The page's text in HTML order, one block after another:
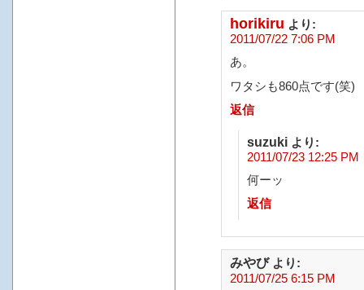
horikiru より:
2011/07/22 7:06 PM
あ。
ワタシも860点です(笑)
返信
suzuki より:
2011/07/23 12:25 PM
何ーッ
返信
みやび より:
2011/07/25 6:15 PM